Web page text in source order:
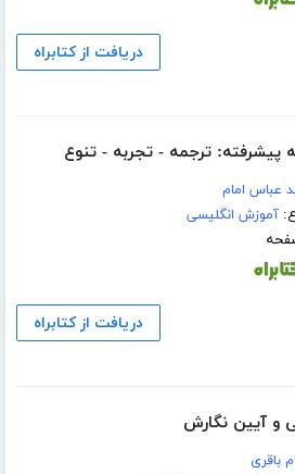
دریافت از کتابراه
پیشرفته: ترجمه - تجربه - تنوع
عباس امام
آموزش انگلیسی
دریافت از کتابراه
و آیین نگارش
باقری